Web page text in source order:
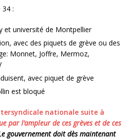
:
et université de Montpellier
avec des piquets de grève ou des
Monnet, Joffre, Mermoz,
avec piquet de grève
est bloqué
nationale suite à
par l’ampleur de ces grèves et de ces
gouvernement doit dès maintenant